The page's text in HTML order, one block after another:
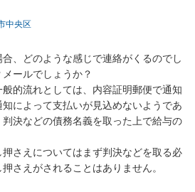
中央区
、どのような感じで連絡がくるのでし
ールでしょうか？
的流れとしては、内容証明郵便で通知
によって支払いが見込めないようであ
決などの債務名義を取った上で給与の
さえについてはまず判決などを取る必
さえがされることはありません。